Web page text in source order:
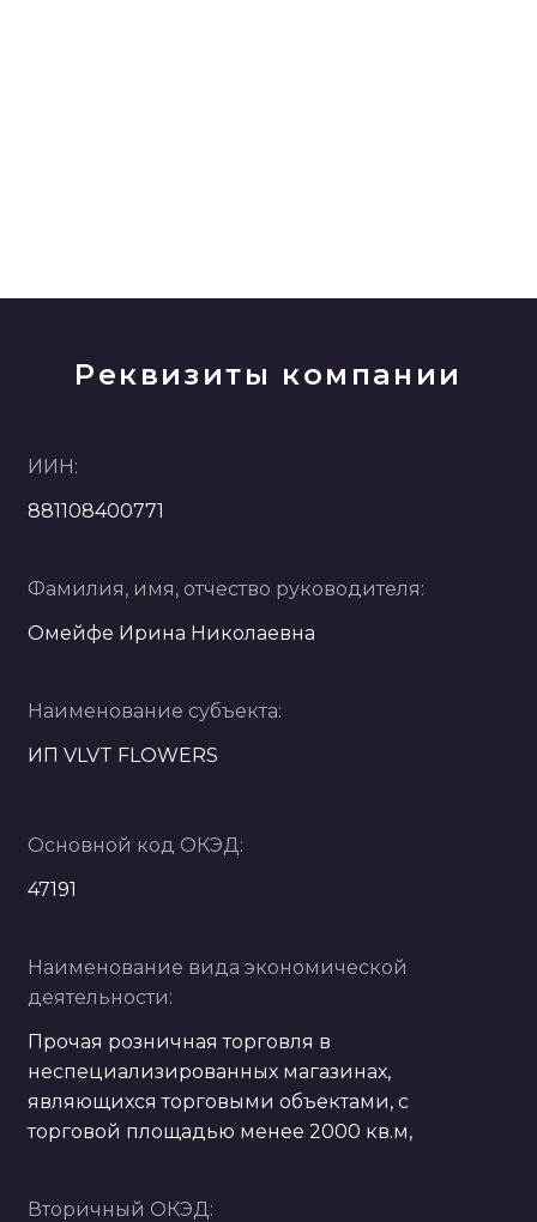
Реквизиты компании
ИИН:
881108400771
Фамилия, имя, отчество руководителя:
Омейфе Ирина Николаевна
Наименование субъекта:
ИП VLVT FLOWERS
Основной код ОКЭД:
47191
Наименование вида экономической
деятельности:
Прочая розничная торговля в
неспециализированных магазинах,
являющихся торговыми объектами, с
торговой площадью менее 2000 кв.м,
Вторичный ОКЭД: